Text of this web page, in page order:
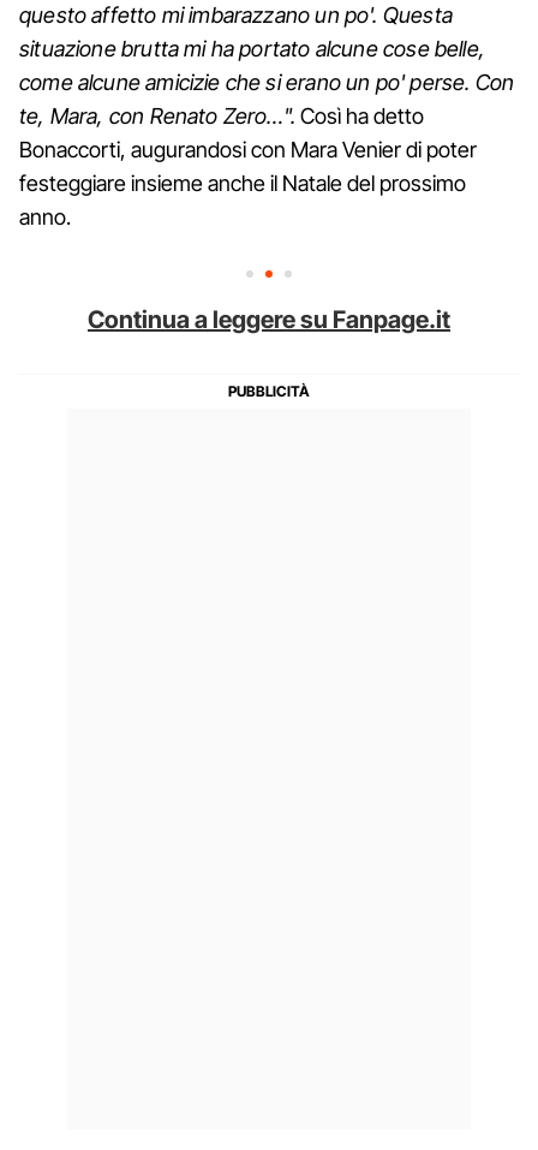
questo affetto mi imbarazzano un po'. Questa
situazione brutta mi ha portato alcune cose belle,
come alcune amicizie che si erano un po' perse. Con
te, Mara, con Renato Zero…". Così ha detto
Bonaccorti, augurandosi con Mara Venier di poter
festeggiare insieme anche il Natale del prossimo
anno.
Continua a leggere su Fanpage.it